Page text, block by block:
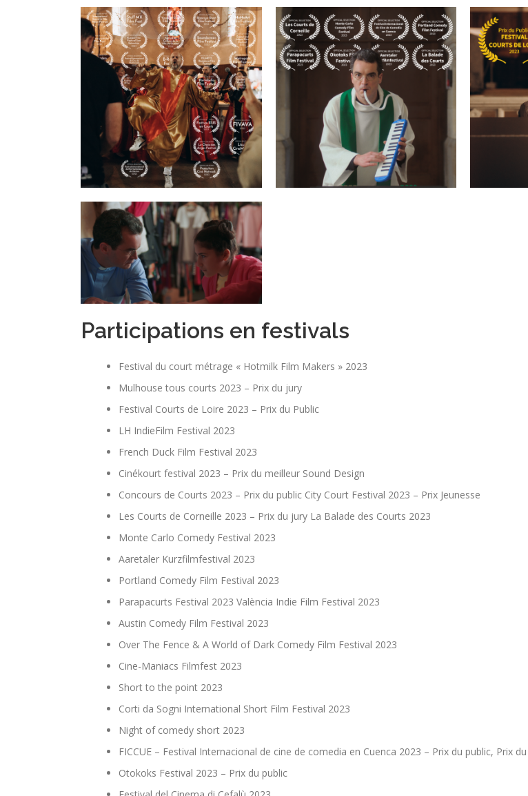
Participations en festivals
Festival du court métrage « Hotmilk Film Makers » 2023
Mulhouse tous courts 2023 – Prix du jury
Festival Courts de Loire 2023 – Prix du Public
LH IndieFilm Festival 2023
French Duck Film Festival 2023
Cinékourt festival 2023 – Prix du meilleur Sound Design
Concours de Courts 2023 – Prix du public City Court Festival 2023 – Prix Jeunesse
Les Courts de Corneille 2023 – Prix du jury La Balade des Courts 2023
Monte Carlo Comedy Festival 2023
Aaretaler Kurzfilmfestival 2023
Portland Comedy Film Festival 2023
Parapacurts Festival 2023 València Indie Film Festival 2023
Austin Comedy Film Festival 2023
Over The Fence & A World of Dark Comedy Film Festival 2023
Cine-Maniacs Filmfest 2023
Short to the point 2023
Corti da Sogni International Short Film Festival 2023
Night of comedy short 2023
FICCUE – Festival Internacional de cine de comedia en Cuenca 2023 – Prix du public, Prix
Otokoks Festival 2023 – Prix du public